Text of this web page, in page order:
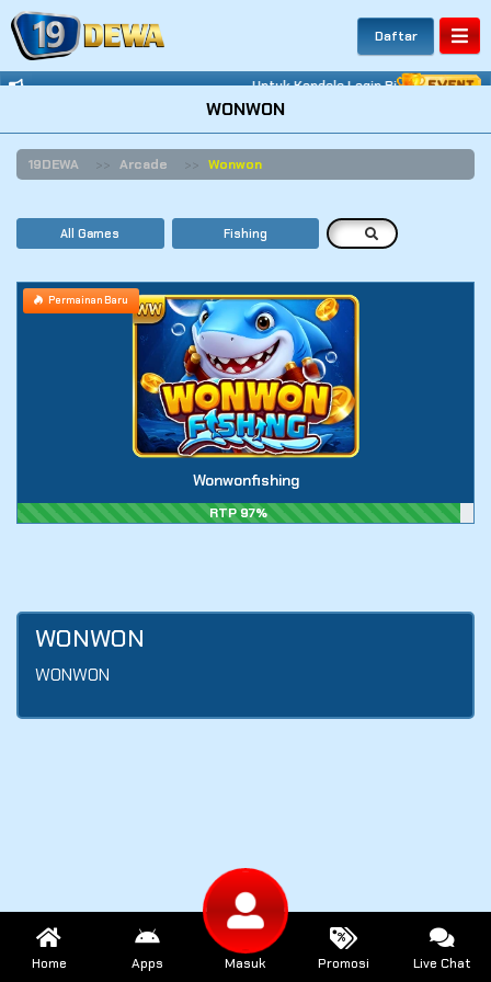
Daftar
Untuk Kendala Login Bisa Hubungi
19DEWA Arcade Wonwon
WONWON
All Games Fishing
Wonwonfishing
RTP 97%
Permainan Baru
WONWON
WONWON
Home Apps Masuk Promosi Live Chat